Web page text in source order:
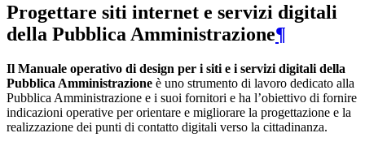
Progettare siti internet e servizi digitali
della Pubblica Amministrazione¶
Il Manuale operativo di design per i siti e i servizi digitali della
Pubblica Amministrazione è uno strumento di lavoro dedicato alla
Pubblica Amministrazione e i suoi fornitori e ha l’obiettivo di fornire
indicazioni operative per orientare e migliorare la progettazione e la
realizzazione dei punti di contatto digitali verso la cittadinanza.